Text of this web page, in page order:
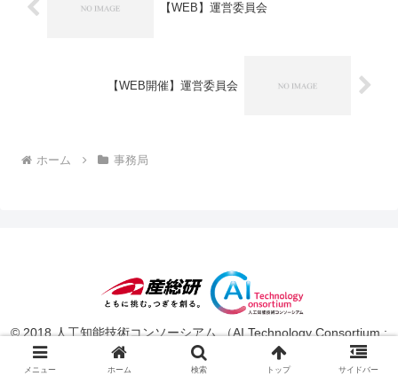
【WEB】運営委員会
【WEB開催】運営委員会
ホーム 事務局
© 2018 人工知能技術コンソーシアム （AI Technology Consortium :
AITeC ）.
メニュー ホーム 検索 トップ サイドバー